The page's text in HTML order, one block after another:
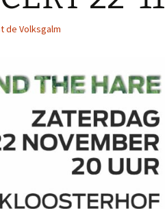
de Volksgalm